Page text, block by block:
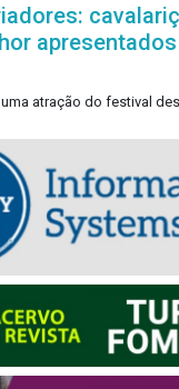
atração do festival